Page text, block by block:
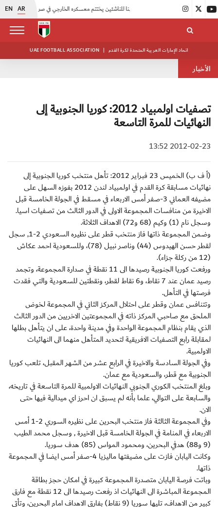
EN AR
UAE FOOTBALL ASSOCIATION | اتحاد الإمارات العربية المتحدة لكرة القدم
الأخبار
تصفيات اولمبياد 2012: كوريا الجنوبية إلى
النهائيات للمرة التاسعة
2012-02-23 13:52
(أ ف ب) الخميس 23 فبراير 2012: تأهل منتخب كوريا الجنوبية إلى
نهائيات مسابقة كرة القدم في اولمبياد لندن 2012 بفوزه السهل على
مضيفه العماني 3-صفر أمس الاربعاء في مسقط في الجولة الخامسة قبل
الاخيرة من منافسات المجموعة الاولى في الدور الثالث من تصفيات اسيا.
وسجل نام (1) وكيم (68 و72) الاهداف الثلاثة.
وضمن المجموعة ذاتها فاز منتخب قطر على نظيره السعودي 2-1, سجل
لقطر حسن الهيدوس (44) وناصر نبيل (78)، وللسعودية احمد عكاش
(12 من ركلة جزاء).
ورفعت كوريا الجنوبية رصيدها الى 11 نقطة في صدارة المجموعة، وتجمد
رصيد عمان عند 7 نقاط، و6 نقاط لقطر، ونقطتين للسعودية والتي فقدت
فرصتها في التأهل.
وتتنافس عمان وقطر على احتلال المركز الثاني في المجموعة لخوض
الملحق مع صاحبي المركز ذاته في المجموعتين الاخريين من الدور الثالث
الذي يقام بنظام المجموعة الواحدة وفي مدينة واحدة، على ان يتأهل بطلها
لمقابلة رابع التصفيات الافريقية لتحديد المتأهل منهما الى النهائيات
الاولمبية.
وفي الجولة السادسة والاخيرة في الرابع عشر من الشهر المقبل، تلعب كوريا
الجنوبية مع قطر، والسعودية مع عمان.
وبلغ المنتخب الكوري الجنوبي النهائيات الاولمبية للمرة التاسعة في تاريخه،
والسابعة على التوالي، علما بأنه لم يسبق ان احرز اي ميدالية فيها حتى
الان.
وفي المجموعة الثالثة فاز منتخب البحرين على نظيره السوري 2-1 أمس
الاربعاء في المنامة في الجولة الخامسة قبل الاخيرة , وسجل محمد الطيب
(9 و88) هدفي البحرين، ومحمود المواس (85) هدف سوريا.
وكانت اليابان فازت على مضيفتها ماليزيا 4-صفر أمس ايضا في المجموعة
ذاتها.
وباتت فرصة اليابان متصدرة المجموعة كبيرة في امكان حجز بطاقة
المجموعة المباشرة الى النهائيات اذ رفعت رصيدها الى 12 نقطة مع فارق
كبير من الاهداف، تليها سوريا (9 نقاط) بفارق الاهداف امام البحرين، وتأتي